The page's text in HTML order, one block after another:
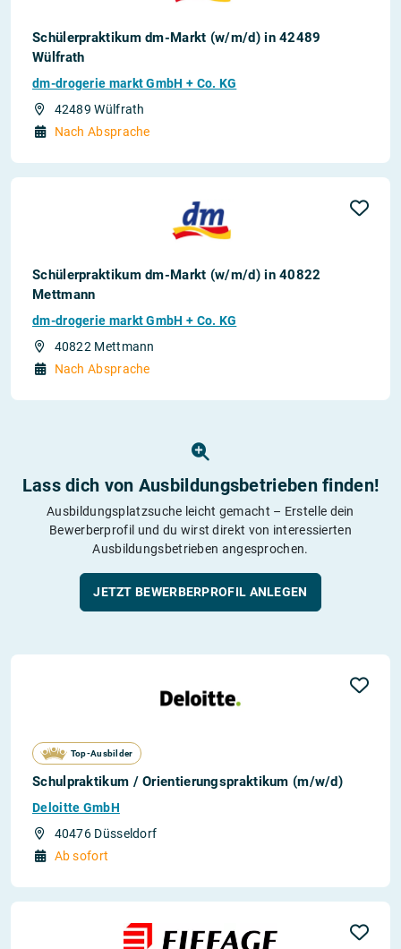
Schülerpraktikum dm-Markt (w/m/d) in 42489
Wülfrath
dm-drogerie markt GmbH + Co. KG
42489 Wülfrath
Nach Absprache
Schülerpraktikum dm-Markt (w/m/d) in 40822
Mettmann
dm-drogerie markt GmbH + Co. KG
40822 Mettmann
Nach Absprache
Lass dich von Ausbildungs­betrieben finden!
Ausbildungsplatzsuche leicht gemacht – Erstelle dein
Bewerberprofil und du wirst direkt von interessierten
Ausbildungsbetrieben angesprochen.
JETZT BEWERBERPROFIL ANLEGEN
Top-Ausbilder
Schulpraktikum / Orientierungspraktikum (m/w/d)
Deloitte GmbH
40476 Düsseldorf
Ab sofort